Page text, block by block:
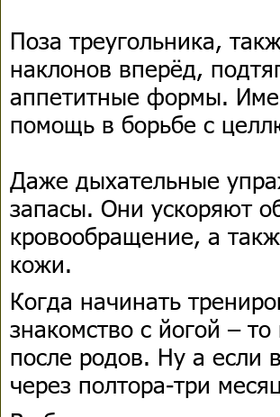
Поза треугольника,
наклонов вперёд,
аппетитные формы.
помощь в борьбе с
Даже дыхательные
запасы. Они ускоряют
кровообращение, а
кожи.
Когда начинать
знакомство с йогой –
после родов. Ну а если
через полтора-три